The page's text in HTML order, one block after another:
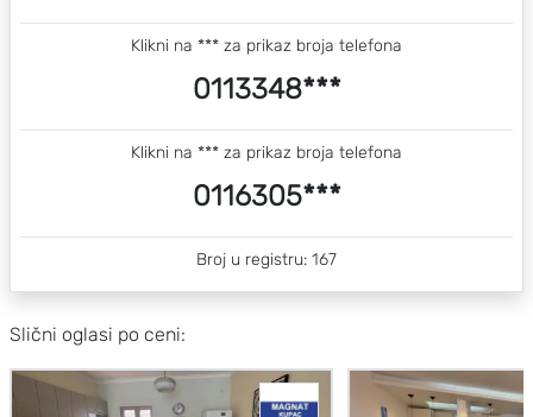
Klikni na *** za prikaz broja telefona
0113348***
Klikni na *** za prikaz broja telefona
0116305***
Broj u registru: 167
Slični oglasi po ceni: